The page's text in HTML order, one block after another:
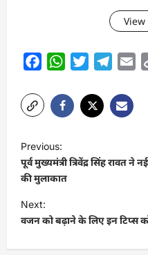
View
FacebookWhatsAppTwitter
P
o
s
t
n
a
Previous:
पूर्व मुख्यमंत्री त्रिवेंद्र सिंह
की मुलाकात
Next:
वजन को बढ़ाने के लिए इन टिप्स